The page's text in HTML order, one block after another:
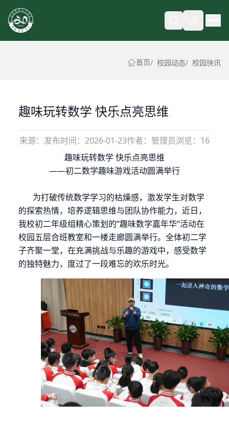
自动
首页 校园动态 校园快讯
趣味玩转数学 快乐点亮思维
来源： 发布时间： 2026-01-23作者：管理员浏览：16
趣味玩转数学快乐点亮思维
——初二数学趣味游戏活动圆满举行
为打破传统数学学习的枯燥感，激发学生对数学
的探索热情，培养逻辑思维与团队协作能力，近日，
我校初二年级组精心策划的“趣味数学嘉年华”活动在
校园五层合班教室和一楼走廊圆满举行。全体初二学
子齐聚一堂，在充满挑战与乐趣的游戏中，感受数学
的独特魅力，度过了一段难忘的欢乐时光。